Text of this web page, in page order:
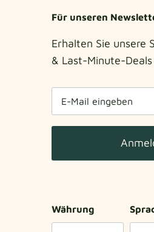
Für unseren
Erhalten Sie unsere
& Last-Minute-Deals
Währung